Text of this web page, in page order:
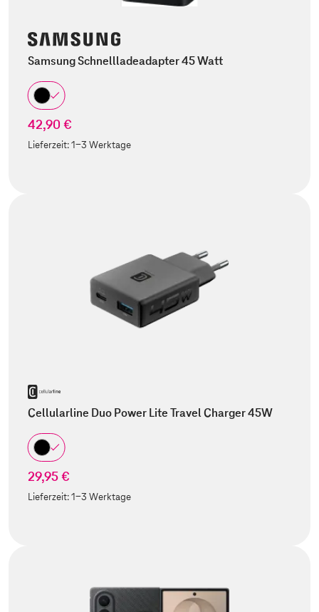
Samsung Schnellladeadapter 45 Watt
42,90 €
Lieferzeit:1-3 Werktage
Cellularline Duo Power Lite Travel Charger 45W
29,95 €
Lieferzeit:1-3 Werktage